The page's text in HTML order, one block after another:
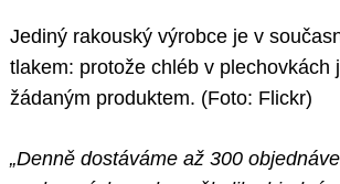
Jediný rakouský výrobce je v
tlakem: protože chléb v plechovkách
žádaným produktem. (Foto: Flickr)
„Denně dostáváme až 300